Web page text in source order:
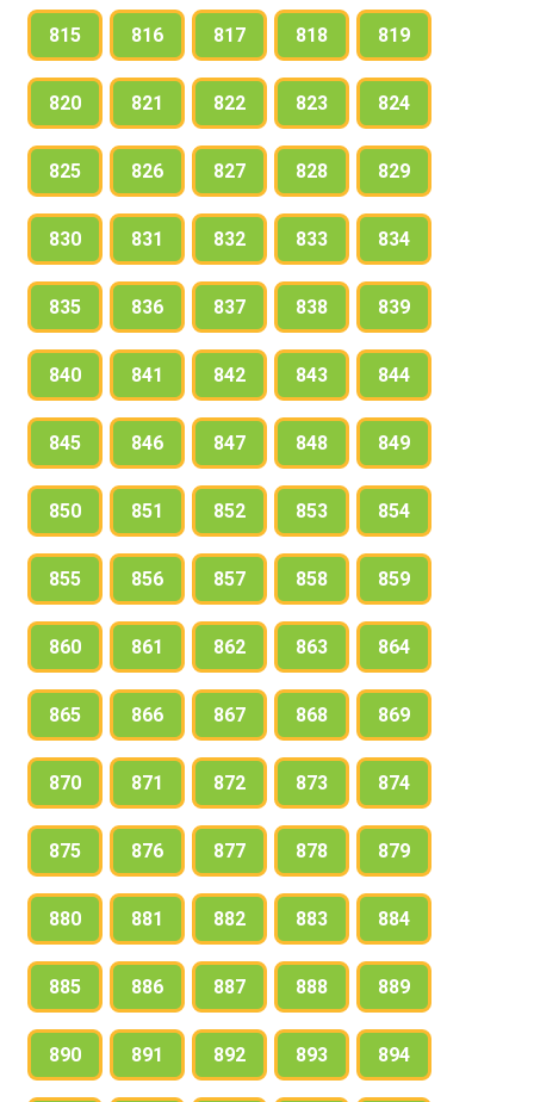
815 816 817 818 819
820 821 822 823 824
825 826 827 828 829
830 831 832 833 834
835 836 837 838 839
840 841 842 843 844
845 846 847 848 849
850 851 852 853 854
855 856 857 858 859
860 861 862 863 864
865 866 867 868 869
870 871 872 873 874
875 876 877 878 879
880 881 882 883 884
885 886 887 888 889
890 891 892 893 894